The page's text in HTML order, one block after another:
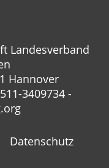
Landesverband
Hannover
3409734 -
Datenschutz